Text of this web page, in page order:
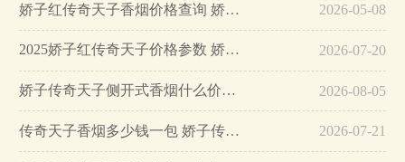
娇子红传奇天子香烟价格查询 娇子红传奇天子价格详情介绍… 2026-05-08
2025娇子红传奇天子价格参数 娇子红传奇天子怎么样… 2026-07-20
娇子传奇天子侧开式香烟什么价位 娇子传奇天子侧开式香烟价格表查询… 2026-08-05
传奇天子香烟多少钱一包 娇子传奇天子香烟价格查询… 2026-07-21